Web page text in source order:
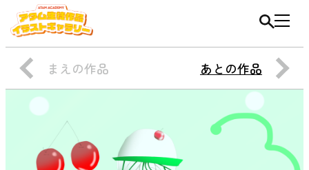
まえの作品 あとの作品